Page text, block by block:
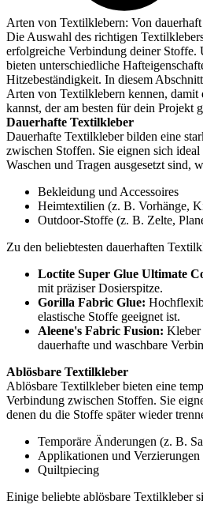
Arten von Textilklebern: Von
Die Auswahl des richtigen
erfolgreiche Verbindung deiner Stoffe.
bieten unterschiedliche
Hitzebeständigkeit. In diesem
Arten von Textilklebern kennen, damit
kannst, der am besten für dein Projekt
Dauerhafte Textilkleber
Dauerhafte Textilkleber bilden eine
zwischen Stoffen. Sie eignen sich
Waschen und Tragen ausgesetzt sind,
Bekleidung und Accessoires
Heimtextilien (z. B. Vorhänge,
Outdoor-Stoffe (z. B. Zelte,
Zu den beliebtesten dauerhaften
Loctite Super Glue Ultimate
mit präziser Dosierspitze.
Gorilla Fabric Glue:
elastische Stoffe geeignet ist.
Aleene's Fabric Fusion: Kleber
dauerhafte und waschbare
Ablösbare Textilkleber
Ablösbare Textilkleber bieten eine
Verbindung zwischen Stoffen. Sie
denen du die Stoffe später wieder
Temporäre Änderungen (z. B.
Applikationen und Verzierungen
Quiltpiecing
Einige beliebte ablösbare Textilkleber